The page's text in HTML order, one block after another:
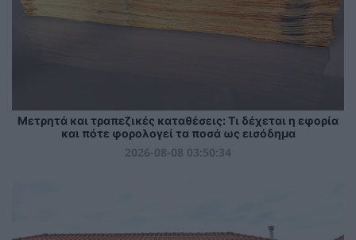
Μετρητά και τραπεζικές καταθέσεις: Τι δέχεται η εφορία
και πότε φορολογεί τα ποσά ως εισόδημα
2026-08-08 03:50:34